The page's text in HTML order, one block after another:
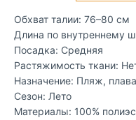
Обхват талии: 76–80 см
Длина по внутреннему
Посадка: Средняя
Растяжимость ткани:
Назначение: Пляж,
Сезон: Лето
Материалы: 100%